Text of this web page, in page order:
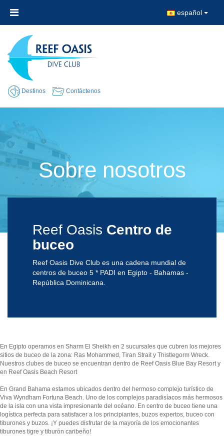
español
Destinos Contáctenos
Sobre nosotros
Reef Oasis Centro de
buceo
Reef Oasis Dive Club es una cadena mundial de
centros de buceo 5 * PADI en Egipto - Bahamas -
República Dominicana.
En Egipto operamos en Sharm El Sheikh en 2 sucursales que cubren los mejores
sitios de buceo de la zona: Ras Mohammed, Tiran Strait y Thistlegorm Wreck.
Nuestros clubes de buceo se encuentran dentro de Reef Oasis Blue Bay Resort y
en Reef Oasis Beach Resort
En Grand Bahama estamos ubicados dentro del hermoso complejo turístico de
Viva Wyndham Fortuna Beach. Uno de los complejos paradisíacos más hermosos
de la isla con una vista impresionante del océano. En centro de buceo tiene una
logística perfecta para satisfacer a los principiantes, buzos expertos, buceo con
tiburones y buzos. ¡Y puedes disfrutar de la mayoría de los emocionantes
tiburones tigre y tiburón caribeño!